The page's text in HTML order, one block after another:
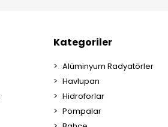
Kategoriler
Alüminyum Radyatörler
Havlupan
Hidroforlar
Pompalar